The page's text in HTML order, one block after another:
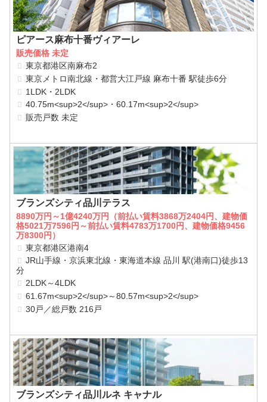
ピアース麻布十番ヴィアーレ
販売価格 未定
東京都港区南麻布2
東京メトロ南北線・都営大江戸線 麻布十番 駅徒歩6分
1LDK・2LDK
40.75m<sup>2</sup>・60.17m<sup>2</sup>
販売戸数 未定
ブランズシティ品川テラス
8890万円～1億4240万円（前払い賃料3868万2404円、建物価
格5021万7596円～前払い賃料4783万1700円、建物価格9456
万8300円）
東京都港区港南4
JR山手線・京浜東北線・東海道本線 品川 駅(港南口)徒歩13
分
2LDK～4LDK
61.67m<sup>2</sup>～80.57m<sup>2</sup>
30戸／総戸数 216戸
ブランズシティ品川ルネ キャナル